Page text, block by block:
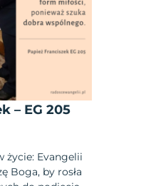
– EG 205
życie: Evangelii
Boga, by rosła